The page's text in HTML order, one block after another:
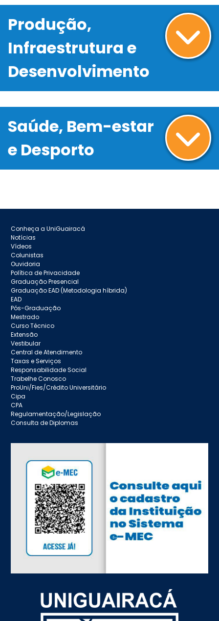
Produção,
Infraestrutura e
Desenvolvimento
Saúde, Bem-estar
e Desporto
Conheça a UniGuairacá
Notícias
Vídeos
Colunistas
Ouvidoria
Política de Privacidade
Graduação Presencial
Graduação EAD (Metodologia híbrida)
EAD
Pós-Graduação
Mestrado
Curso Técnico
Extensão
Vestibular
Central de Atendimento
Taxas e Serviços
Responsabilidade Social
Trabelhe Conosco
ProUni/Fies/Crédito Universitário
Cipa
CPA
Regulamentação/Legislação
Consulta de Diplomas